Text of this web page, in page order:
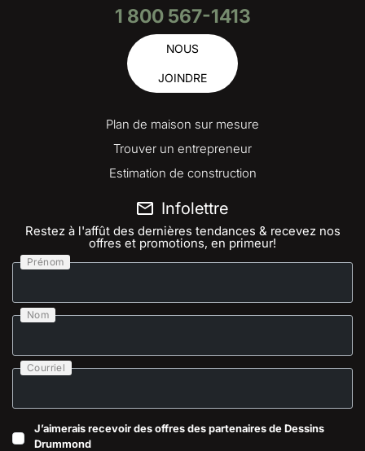
1 800 567-1413
NOUS
JOINDRE
Plan de maison sur mesure
Trouver un entrepreneur
Estimation de construction
Infolettre
Restez à l'affût des dernières tendances & recevez nos
offres et promotions, en primeur!
Prénom
Nom
Courriel
J’aimerais recevoir des offres des partenaires de Dessins
Drummond